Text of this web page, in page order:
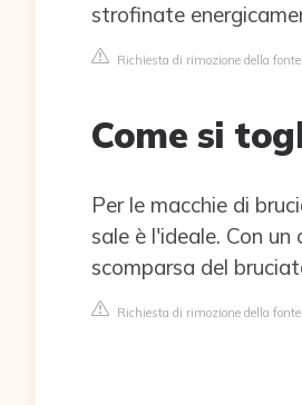
strofinate
Richiesta di rimozione della fonte
Come si
Per le macchie di
sale è l'ideale. Con
scomparsa del
Richiesta di rimozione della fonte